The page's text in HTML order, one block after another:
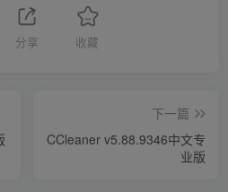
分享 收藏
下一篇
CCleaner v5.88.9346中文专
业版